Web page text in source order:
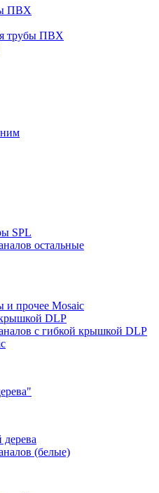
ПВХ
трубы ПВХ
ним
SPL
остальные
и прочее Mosaic
DLP
с гибкой крышкой DLP
дерева
(белые)